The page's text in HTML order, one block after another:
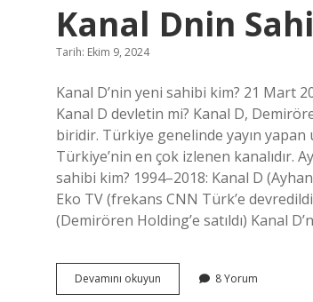
Kanal Dnin
Tarih: Ekim 9, 2024
Kanal D’nin yeni sahibi kim? 21 Mart
Kanal D devletin mi? Kanal D,
biridir. Türkiye genelinde yayın yapan
Türkiye’nin en çok izlenen kanalıdır.
sahibi kim? 1994–2018: Kanal D
Eko TV (frekans CNN Türk’e
(Demirören Holding’e satıldı) Kanal
Devamını okuyun
Dnin
8 Yorum